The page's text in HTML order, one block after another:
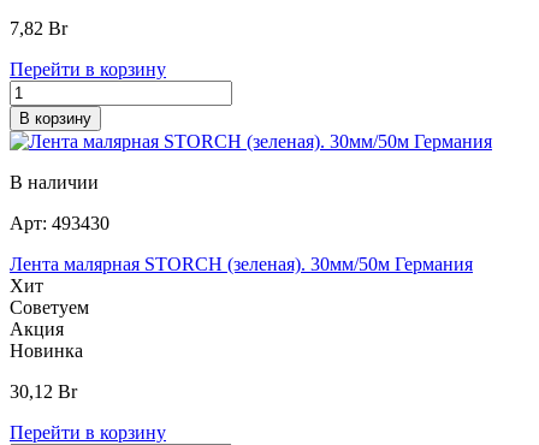
7,82 Br
Перейти в корзину
В корзину
В наличии
Арт: 493430
Лента малярная STORCH (зеленая). 30мм/50м Германия
Хит
Советуем
Акция
Новинка
30,12 Br
Перейти в корзину